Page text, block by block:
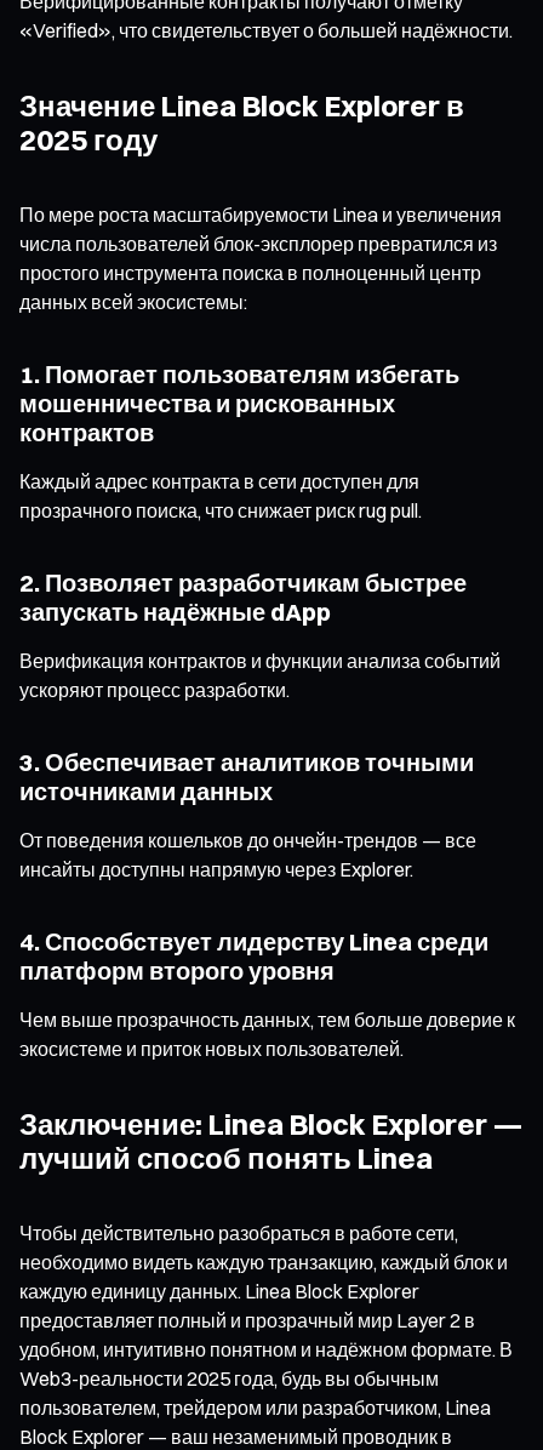
«Verified», что свидетельствует о большей надёжности.
Значение Linea Block Explorer в
2025 году
По мере роста масштабируемости Linea и увеличения
числа пользователей блок-эксплорер превратился из
простого инструмента поиска в полноценный центр
данных всей экосистемы:
1. Помогает пользователям избегать
мошенничества и рискованных
контрактов
Каждый адрес контракта в сети доступен для
прозрачного поиска, что снижает риск rug pull.
2. Позволяет разработчикам быстрее
запускать надёжные dApp
Верификация контрактов и функции анализа событий
ускоряют процесс разработки.
3. Обеспечивает аналитиков точными
источниками данных
От поведения кошельков до ончейн-трендов — все
инсайты доступны напрямую через Explorer.
4. Способствует лидерству Linea среди
платформ второго уровня
Чем выше прозрачность данных, тем больше доверие к
экосистеме и приток новых пользователей.
Заключение: Linea Block Explorer —
лучший способ понять Linea
Чтобы действительно разобраться в работе сети,
необходимо видеть каждую транзакцию, каждый блок и
каждую единицу данных. Linea Block Explorer
предоставляет полный и прозрачный мир Layer 2 в
удобном, интуитивно понятном и надёжном формате. В
Web3-реальности 2025 года, будь вы обычным
пользователем, трейдером или разработчиком, Linea
Block Explorer — ваш незаменимый проводник в